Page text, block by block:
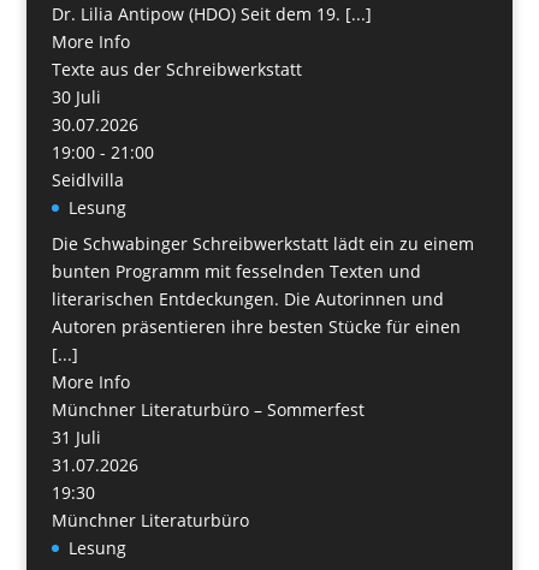
Dr. Lilia Antipow (HDO) Seit dem 19. [...]
More Info
Texte aus der Schreibwerkstatt
30 Juli
30.07.2026
19:00 - 21:00
Seidlvilla
Lesung
Die Schwabinger Schreibwerkstatt lädt ein zu einem
bunten Programm mit fesselnden Texten und
literarischen Entdeckungen. Die Autorinnen und
Autoren präsentieren ihre besten Stücke für einen
[...]
More Info
Münchner Literaturbüro – Sommerfest
31 Juli
31.07.2026
19:30
Münchner Literaturbüro
Lesung